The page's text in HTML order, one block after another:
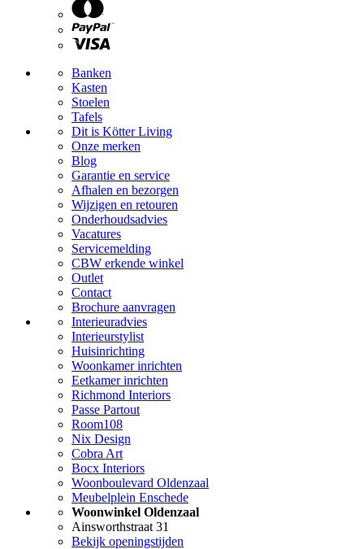
Banken
Kasten
Stoelen
Tafels
Dit is Kötter Living
Onze merken
Blog
Garantie en service
Afhalen en bezorgen
Wijzigen en retouren
Onderhoudsadvies
Vacatures
Servicemelding
CBW erkende winkel
Outlet
Contact
Brochure aanvragen
Interieuradvies
Interieurstylist
Huisinrichting
Woonkamer inrichten
Eetkamer inrichten
Richmond Interiors
Passe Partout
Room108
Nix Design
Cobra Art
Bocx Interiors
Woonboulevard Oldenzaal
Meubelplein Enschede
Woonwinkel Oldenzaal
Ainsworthstraat 31
Bekijk openingstijden